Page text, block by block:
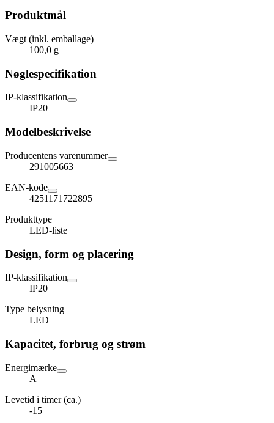
Produktmål
Vægt (inkl. emballage)
100,0 g
Nøglespecifikation
IP-klassifikation
IP20
Modelbeskrivelse
Producentens varenummer
291005663
EAN-kode
4251171722895
Produkttype
LED-liste
Design, form og placering
IP-klassifikation
IP20
Type belysning
LED
Kapacitet, forbrug og strøm
Energimærke
A
Levetid i timer (ca.)
-15